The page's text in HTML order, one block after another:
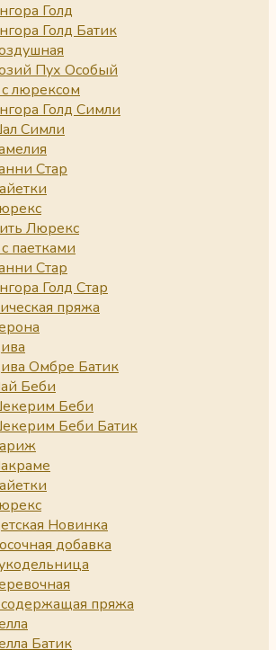
Голд
Голд Батик
Пух Особый
люрексом
Голд Симли
Симли
Стар
Люрекс
паетками
Стар
Голд Стар
пряжа
Омбре Батик
Беби
Беби
Беби Батик
Новинка
добавка
пряжа
Батик